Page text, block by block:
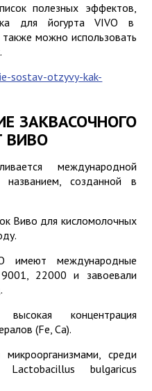
полезных эффектов,
для йогурта VIVO в
можно использовать
ЗАКВАСОЧНОГО
ВИВО
международной
созданной в
Виво для кисломолочных
имеют международные
22000 и завоевали
концентрация
(Fe, Ca).
среди
bulgaricus